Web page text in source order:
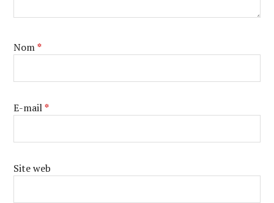
Nom*
E-mail*
Site web